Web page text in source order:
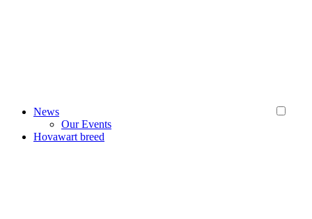
News
Our Events
Hovawart breed